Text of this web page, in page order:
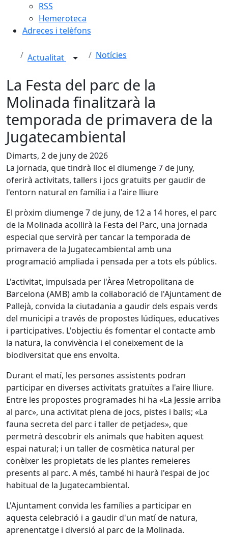
RSS
Hemeroteca
Adreces i telèfons
Actualitat Notícies
La Festa del parc de la
Molinada finalitzarà la
temporada de primavera de la
Jugatecambiental
Dimarts, 2 de juny de 2026
La jornada, que tindrà lloc el diumenge 7 de juny,
oferirà activitats, tallers i jocs gratuïts per gaudir de
l'entorn natural en família i a l'aire lliure
El pròxim diumenge 7 de juny, de 12 a 14 hores, el parc
de la Molinada acollirà la Festa del Parc, una jornada
especial que servirà per tancar la temporada de
primavera de la Jugatecambiental amb una
programació ampliada i pensada per a tots els públics.
L'activitat, impulsada per l'Àrea Metropolitana de
Barcelona (AMB) amb la col·laboració de l'Ajuntament de
Pallejà, convida la ciutadania a gaudir dels espais verds
del municipi a través de propostes lúdiques, educatives
i participatives. L'objectiu és fomentar el contacte amb
la natura, la convivència i el coneixement de la
biodiversitat que ens envolta.
Durant el matí, les persones assistents podran
participar en diverses activitats gratuïtes a l'aire lliure.
Entre les propostes programades hi ha «La Jessie arriba
al parc», una activitat plena de jocs, pistes i balls; «La
fauna secreta del parc i taller de petjades», que
permetrà descobrir els animals que habiten aquest
espai natural; i un taller de cosmètica natural per
conèixer les propietats de les plantes remeieres
presents al parc. A més, també hi haurà l'espai de joc
habitual de la Jugatecambiental.
L'Ajuntament convida les famílies a participar en
aquesta celebració i a gaudir d'un matí de natura,
aprenentatge i diversió al parc de la Molinada.